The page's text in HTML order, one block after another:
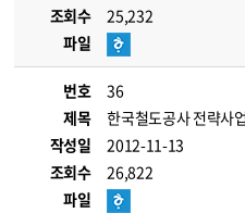
조회수
25,232
파일
번호
36
제목
한국철도공사 전략사
작성일
2012-11-13
조회수
26,822
파일